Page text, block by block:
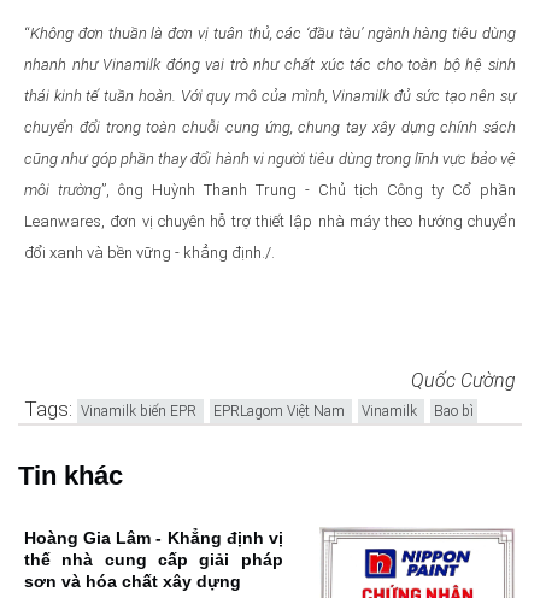
“Không đơn thuần là đơn vị tuân thủ, các ‘đầu tàu’ ngành hàng tiêu dùng
nhanh như Vinamilk đóng vai trò như chất xúc tác cho toàn bộ hệ sinh
thái kinh tế tuần hoàn. Với quy mô của mình, Vinamilk đủ sức tạo nên sự
chuyển đổi trong toàn chuỗi cung ứng, chung tay xây dựng chính sách
cũng như góp phần thay đổi hành vi người tiêu dùng trong lĩnh vực bảo vệ
môi trường”, ông Huỳnh Thanh Trung - Chủ tịch Công ty Cổ phần
Leanwares, đơn vị chuyên hỗ trợ thiết lập nhà máy theo hướng chuyển
đổi xanh và bền vững - khẳng định./.
Quốc Cường
Tags: Vinamilk biến EPR EPRLagom Việt Nam Vinamilk Bao bì
Tin khác
Hoàng Gia Lâm - Khẳng định vị
thế nhà cung cấp giải pháp
sơn và hóa chất xây dựng